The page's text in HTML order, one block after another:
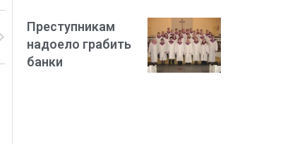
Преступникам
надоело грабить
банки